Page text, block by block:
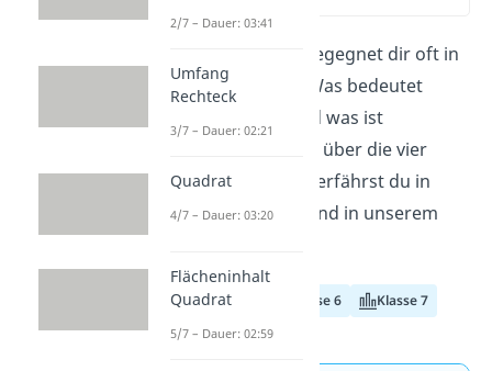
Die Symmetrie begegnet dir oft in
der Geometrie. Was bedeutet
symmetrisch und was ist
Symmetrie? Alles über die vier
Symmetriearten erfährst du in
diesem Beitrag und in unserem
Klasse 5 Klasse 6 Klasse 7
2/7 – Dauer: 03:41
Umfang
Rechteck
3/7 – Dauer: 02:21
Quadrat
4/7 – Dauer: 03:20
Flächeninhalt
Quadrat
5/7 – Dauer: 02:59